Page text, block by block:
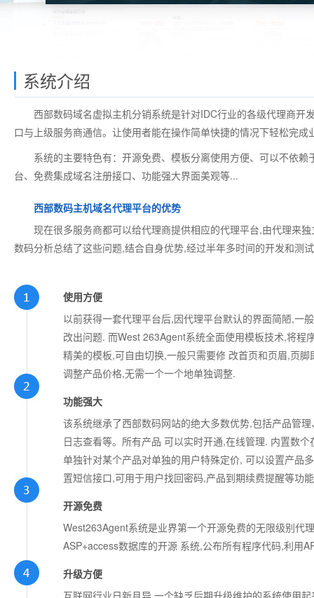
系统介绍
西部数码域名虚拟主机分销系统是针对IDC行业的各级代理商开
口与上级服务商通信。让使用者能在操作简单快捷的情况下轻松完
系统的主要特色有：开源免费、模板分离使用方便、可以不依
台、免费集成域名注册接口、功能强大界面美观等...
西部数码主机域名代理平台的优势
现在很多服务商都可以给代理商提供相应的代理平台,由代理来
数码分析总结了这些问题,结合自身优势,经过半年多时间的开发和
使用方便
以前获得一套代理平台后,因代理平台默认的界面简陋,一
改出问题. 而West 263Agent系统全面使用模板技术,将
精美的模板,可自由切换,一般只需要修 改首页和页眉,页
调整产品价格,无需一个一个地单独调整.
功能强大
该系统继承了西部数码网站的绝大多数优势,包括产品管
日志查看等。所有产品 可以实时开通,在线管理. 内置数
单独针对某个产品对单独的用户特殊定价, 可以设置产品
置短信接口,可用于用户找回密码,产品到期续费提醒等功
开源免费
West263Agent系统是业界第一个开源免费的无限级别代
ASP+access数据库的开源 系统,公布所有程序代码,利用
升级方便
互联网行业日新月异,一个缺乏后期升级维护的系统使用